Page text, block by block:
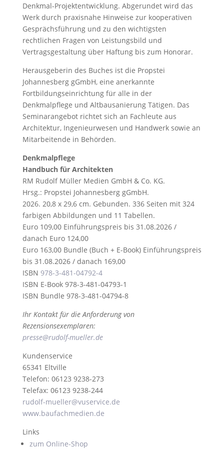
Denkmal-Projektentwicklung. Abgerundet wird das
Werk durch praxisnahe Hinweise zur kooperativen
Gesprächsführung und zu den wichtigsten
rechtlichen Fragen von Leistungsbild und
Vertragsgestaltung über Haftung bis zum Honorar.
Herausgeberin des Buches ist die Propstei
Johannesberg gGmbH, eine anerkannte
Fortbildungseinrichtung für alle in der
Denkmalpflege und Altbausanierung Tätigen. Das
Seminarangebot richtet sich an Fachleute aus
Architektur, Ingenieurwesen und Handwerk sowie an
Mitarbeitende in Behörden.
Denkmalpflege
Handbuch für Architekten
RM Rudolf Müller Medien GmbH & Co. KG.
Hrsg.: Propstei Johannesberg gGmbH.
2026. 20,8 x 29,6 cm. Gebunden. 336 Seiten mit 324
farbigen Abbildungen und 11 Tabellen.
Euro 109,00 Einführungspreis bis 31.08.2026 /
danach Euro 124,00
Euro 163,00 Bundle (Buch + E-Book) Einführungspreis
bis 31.08.2026 / danach 169,00
ISBN 978-3-481-04792-4
ISBN E-Book 978-3-481-04793-1
ISBN Bundle 978-3-481-04794-8
IhrKontakt für die Anforderung von
Rezensionsexemplaren:
presse@rudolf-mueller.de
Kundenservice
65341 Eltville
Telefon: 06123 9238-273
Telefax: 06123 9238-244
rudolf-mueller@vuservice.de
www.baufachmedien.de
Links
zum Online-Shop